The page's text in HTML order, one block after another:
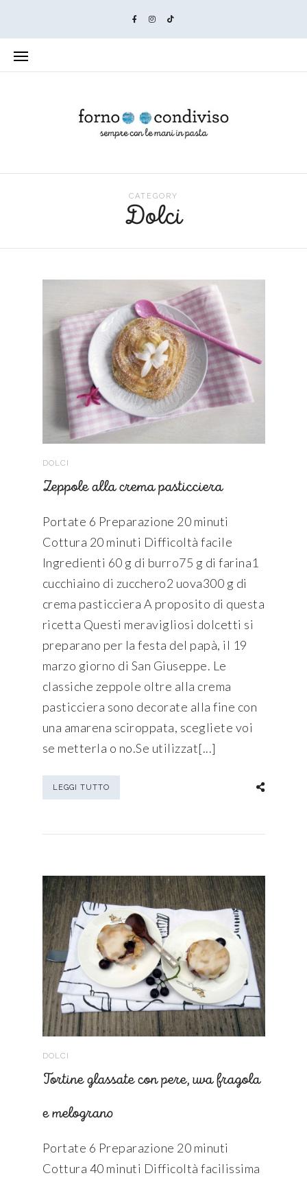
CATEGORY
Dolci
DOLCI
Zeppole alla crema pasticciera
Portate 6 Preparazione 20 minuti
Cottura 20 minuti Difficoltà facile
Ingredienti 60 g di burro75 g di farina1
cucchiaino di zucchero2 uova300 g di
crema pasticciera A proposito di questa
ricetta Questi meravigliosi dolcetti si
preparano per la festa del papà, il 19
marzo giorno di San Giuseppe. Le
classiche zeppole oltre alla crema
pasticciera sono decorate alla fine con
una amarena sciroppata, scegliete voi
se metterla o no.Se utilizzat[...]
LEGGI TUTTO
DOLCI
Tortine glassate con pere, uva fragola
e melograno
Portate 6 Preparazione 20 minuti
Cottura 40 minuti Difficoltà facilissima